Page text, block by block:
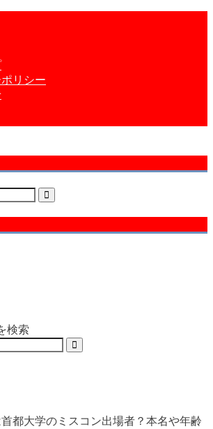
リシー
検索
都大学のミスコン出場者？本名や年齢